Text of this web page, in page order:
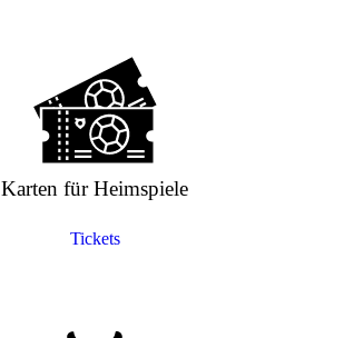
Karten für Heimspiele
Tickets